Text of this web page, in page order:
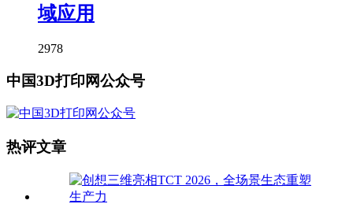
域应用
2978
中国3D打印网公众号
热评文章